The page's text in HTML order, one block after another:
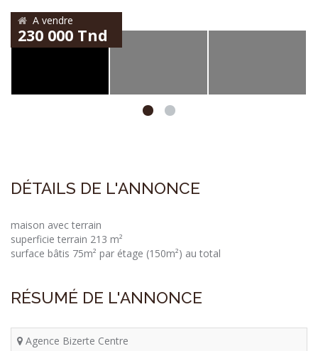
A vendre
230 000 Tnd
DÉTAILS DE L'ANNONCE
maison avec terrain
superficie terrain 213 m²
surface bâtis 75m² par étage (150m²) au total
RÉSUMÉ DE L'ANNONCE
Agence Bizerte Centre